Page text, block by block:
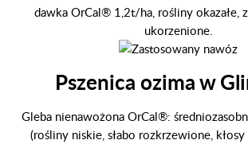
dawka OrCal® 1,2t/ha, rośliny okazałe,
ukorzenione.
Pszenica ozima w
Gleba nienawożona OrCal®:
(rośliny niskie, słabo rozkrzewione,